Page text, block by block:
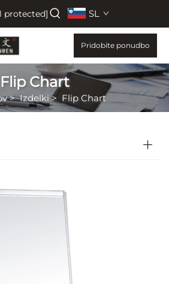
protected] SL
Pridobite ponudbo
Flip Chart
>Izdelki > Flip Chart